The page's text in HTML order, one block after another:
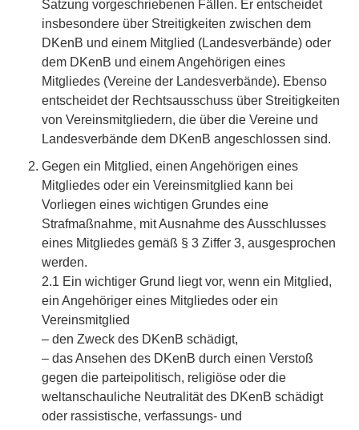
Satzung vorgeschriebenen Fällen. Er entscheidet
insbesondere über Streitigkeiten zwischen dem
DKenB und einem Mitglied (Landesverbände) oder
dem DKenB und einem Angehörigen eines
Mitgliedes (Vereine der Landesverbände). Ebenso
entscheidet der Rechtsausschuss über Streitigkeiten
von Vereinsmitgliedern, die über die Vereine und
Landesverbände dem DKenB angeschlossen sind.
Gegen ein Mitglied, einen Angehörigen eines
Mitgliedes oder ein Vereinsmitglied kann bei
Vorliegen eines wichtigen Grundes eine
Strafmaßnahme, mit Ausnahme des Ausschlusses
eines Mitgliedes gemäß § 3 Ziffer 3, ausgesprochen
werden.
2.1 Ein wichtiger Grund liegt vor, wenn ein Mitglied,
ein Angehöriger eines Mitgliedes oder ein
Vereinsmitglied
– den Zweck des DKenB schädigt,
– das Ansehen des DKenB durch einen Verstoß
gegen die parteipolitisch, religiöse oder die
weltanschauliche Neutralität des DKenB schädigt
oder rassistische, verfassungs- und